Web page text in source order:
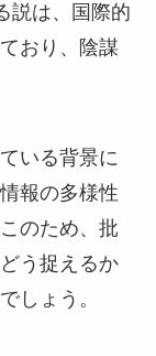
説は、国際的
おり、陰謀
いる背景に
報の多様性
のため、批
う捉えるか
しょう。